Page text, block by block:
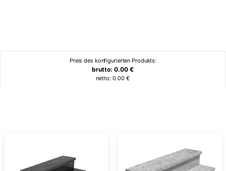
Preis des konfigurierten Produkts:
brutto:0.00 €
netto:0.00 €